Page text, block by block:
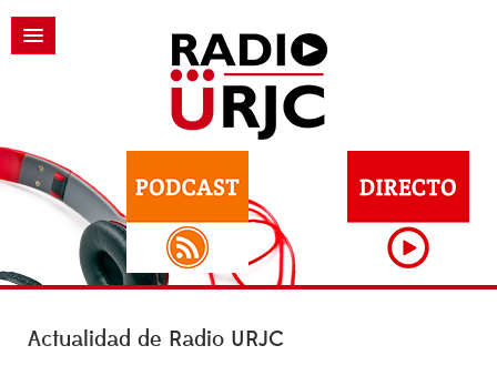
Actualidad de Radio URJC